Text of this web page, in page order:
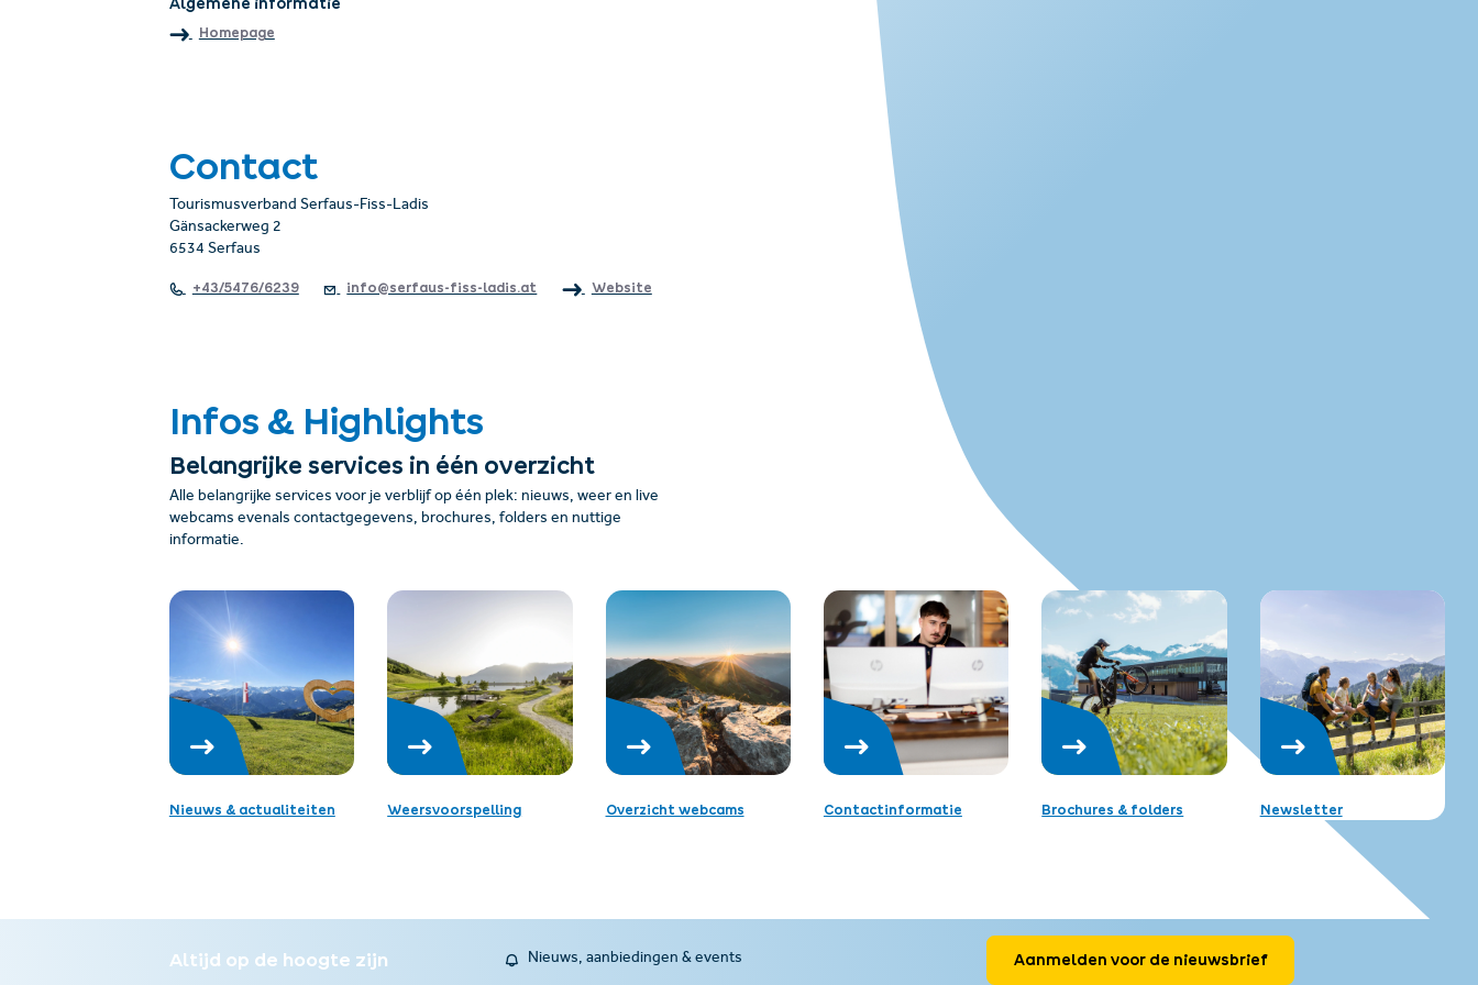
Algemene informatie
Homepage
Contact
Tourismusverband Serfaus-Fiss-Ladis
Gänsackerweg 2
6534 Serfaus
+43/5476/6239 info@serfaus-fiss-ladis.at Website
Infos & Highlights
Belangrijke services in één overzicht
Alle belangrijke services voor je verblijf op één plek: nieuws, weer en live
webcams evenals contactgegevens, brochures, folders en nuttige
informatie.
Nieuws & actualiteiten Weersvoorspelling Overzicht webcams Contactinformatie Brochures & folders Newsletter
Altijd op de hoogte zijn Nieuws, aanbiedingen & events Aanmelden voor de nieuwsbrief